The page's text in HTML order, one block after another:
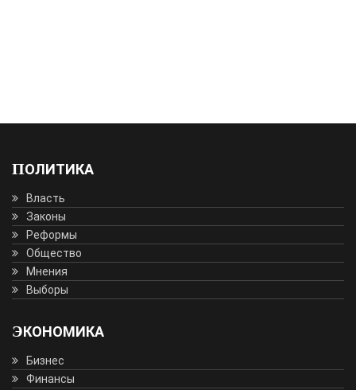
ПОЛИТИКА
Власть
Законы
Реформы
Общество
Мнения
Выборы
ЭКОНОМИКА
Бизнес
Финансы